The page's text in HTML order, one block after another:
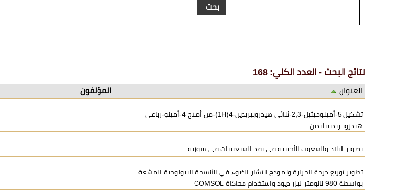
نتائج البحث - العدد الكلي: 168
العنوان المؤلفون
تشكيل 5-أمينوميثيل-2,3-ثنائي هيدروبيريدين-4(1H)-من أملاح 4-أمينو-رباعي
هيدروبيريدينيليدين
تصوير البلاد والشعوب الأجنبية في نقد السبعينيات في سورية
تطوير توزيع درجة الحرارة ونموذج انتشار الضوء في الأنسجة البيولوجية المشعة
بواسطة 980 نانومتر ليزر ديود واستخدام محاكاة COMSOL